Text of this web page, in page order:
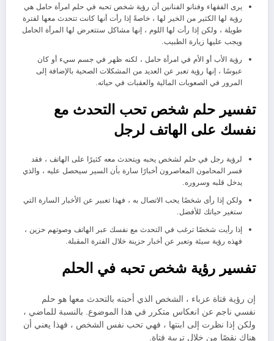
يرى الفقهاء وفنانو الفنانين أن رؤية شخص تحبه في حلم امرأة حامل هي
رؤية لها الكثير من الخير لها ، خاصةً إذا رأت أنها كانت تتحدث معها لفترة
طويلة ، ولكن إذا رأت لها اللوم ، إنها مشاكل ستتعرض لها المرأة الحامل
ويجب عليها زيارة الطبيب.
رؤية الأب أو الأم في امرأة حامل ، لكنه ظهر في جسم سيء أو كان
عبوسًا ، إنها رؤية تعبر عن العديد من المشكلات الصحية بالإضافة إلى
المرور في الصعوبات المالية والعقبات في حياته.
تفسير حلم شخص تحب التحدث مع
نفسك على الهاتف لرجل
لرؤية رجل في حلم لشخص يحبه ويتحدث معه كثيرًا على الهاتف ، فقد
فسر المحامون المعاصرون أخبارًا سارة بأن السير سيحصل عليه ، والذي
يدخل قلبه وسروره.
ولكن إذا رأى شخصًا يحب الاتصال به ، فهذا تعبير عن الأخبار السارة التي
ستغير حياتك للأفضل.
إذا رأيت شخصًا ترغب في التحدث مع نفسك عبر الهاتف وصوتهم حزين ،
فهذه رؤية سيئة وتعبر عن أخبار حزينة خلال الفترة المقبلة.
تفسير رؤية شخص تحبه في الحلم
إن رؤية فتاة عزباء ، الشخص الذي أحبته بالتحدث معها هو حلم
نفسي ناجم عن انعكاس متكرر في هذا الموضوع. بالنسبة للماضي ،
ولكن إذا نظرت إلى ابنتها ، فهي تحب نفس الشخص ، فهذا يعني أن
هناك نقصًا من خلال تربية فتاة.